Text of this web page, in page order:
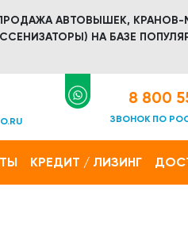
АВТОВЫШЕК, КРАНОВ-
НА БАЗЕ
8 800
ЗВОНОК ПО
КРЕДИТ / ЛИЗИНГ